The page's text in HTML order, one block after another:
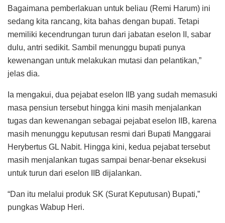
Bagaimana pemberlakuan untuk beliau (Remi Harum) ini
sedang kita rancang, kita bahas dengan bupati. Tetapi
memiliki kecendrungan turun dari jabatan eselon II, sabar
dulu, antri sedikit. Sambil menunggu bupati punya
kewenangan untuk melakukan mutasi dan pelantikan,”
jelas dia.
Ia mengakui, dua pejabat eselon IIB yang sudah memasuki
masa pensiun tersebut hingga kini masih menjalankan
tugas dan kewenangan sebagai pejabat eselon IIB, karena
masih menunggu keputusan resmi dari Bupati Manggarai
Herybertus GL Nabit. Hingga kini, kedua pejabat tersebut
masih menjalankan tugas sampai benar-benar eksekusi
untuk turun dari eselon IIB dijalankan.
“Dan itu melalui produk SK (Surat Keputusan) Bupati,”
pungkas Wabup Heri.